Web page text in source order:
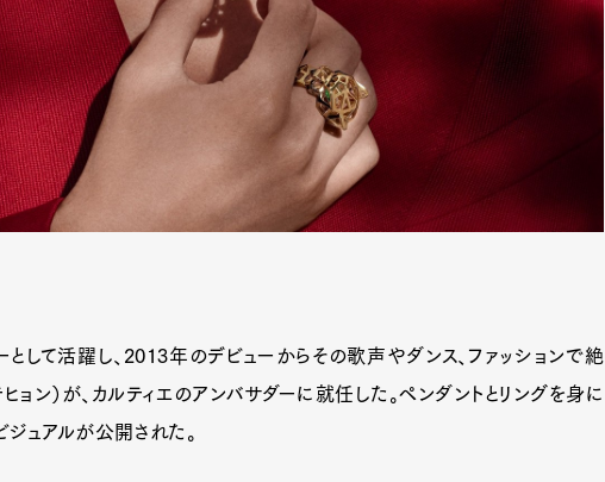
として活躍し、2013年のデビューからその歌声やダンス、ファッションで絶
ョン）が、カルティエのアンバサダーに就任した。ペンダントとリングを身に
ジュアルが公開された。